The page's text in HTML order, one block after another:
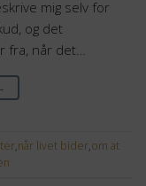
mig selv for
og det
når det…
,når livet bider,om at